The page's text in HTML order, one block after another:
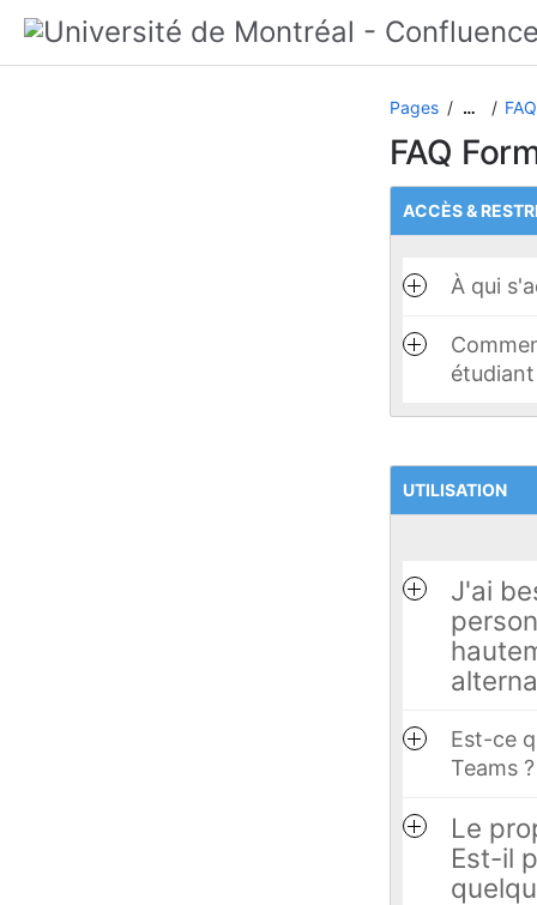
Pages …
FAQ
ACCÈS &
À qui
étudiant
UTILISATION
J'ai
Est-ce
Teams ?
Le
Est-il